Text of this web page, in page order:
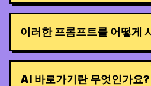
이러한 프롬프트를 어떻게
AI 바로가기란 무엇인가요?